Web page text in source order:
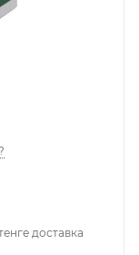
доставка